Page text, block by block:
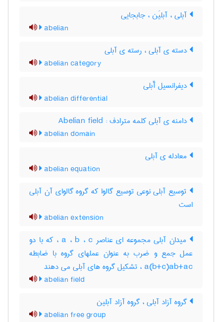
آبلی ، آبلیَن ، جابجایی
abelian
دسته ی آبلی ، رسته ی آبلی
abelian category
دیفرانسیل آّبلی
abelian differential
دامنه ی آبلی کلمه مترادف : Abelian field
abelian domain
معادله ی آبلی
abelian equation
توسیع آبلی نوعی توسیع گالوا که گروه گالوای آن آبلی
است
abelian extension
میدان آبلی مجموعه ای عناصر a ، b ، c ، که با دو
عمل جمع و ضرب به عنوان عملهای گروه با ضابطه
a(b+c)ab+ac ، تشکیل گروه های آبلی می دهند
abelian field
گروه آزاد آبلی ، گروه آزاد آبلین
abelian free group